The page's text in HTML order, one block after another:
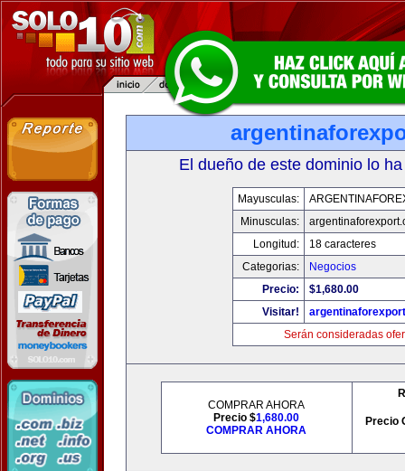
El dueño de este dominio lo
Mayusculas:
Minusculas:
Longitud:
18 caracteres
Categorias:
Negocios
Precio:
$1,680.00
Visitar!
Serán consideradas
COMPRAR AHORA
Precio $1,680.00
COMPRAR AHORA
Precio